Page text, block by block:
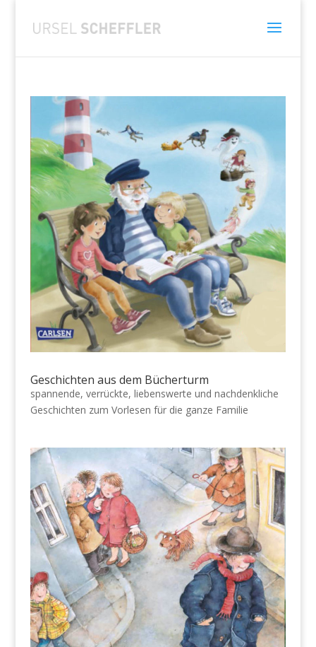
Geschichten aus dem Bücherturm
spannende, verrückte, liebenswerte und nachdenkliche
Geschichten zum Vorlesen für die ganze Familie